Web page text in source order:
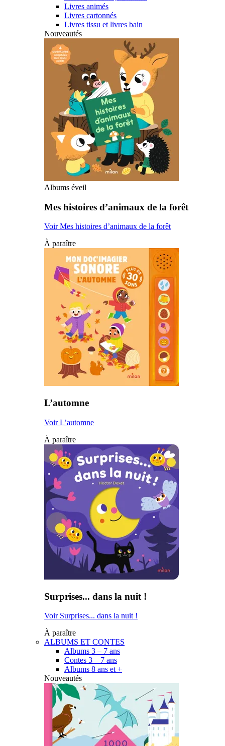
Livres animés
Livres cartonnés
Livres tissu et livres bain
Nouveautés
Albums éveil
Mes histoires d’animaux de la forêt
Voir Mes histoires d’animaux de la forêt
À paraître
L’automne
Voir L’automne
À paraître
Surprises... dans la nuit !
Voir Surprises... dans la nuit !
À paraître
ALBUMS ET CONTES
Albums 3 – 7 ans
Contes 3 – 7 ans
Albums 8 ans et +
Nouveautés